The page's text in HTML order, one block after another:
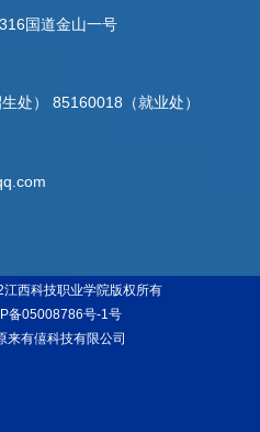
国道金山一号
处） 85160018（就业处）
西科技职业学院版权所有
备05008786号-1号
来有僖科技有限公司